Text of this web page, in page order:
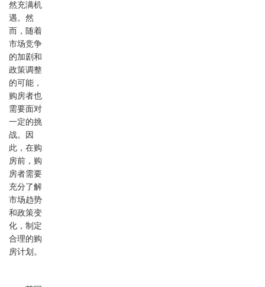
然充满机
遇。然
而，随着
市场竞争
的加剧和
政策调整
的可能，
购房者也
需要面对
一定的挑
战。因
此，在购
房前，购
房者需要
充分了解
市场趋势
和政策变
化，制定
合理的购
房计划。